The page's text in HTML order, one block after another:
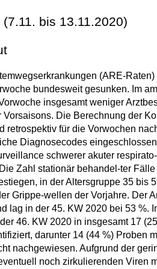
bis 13.11.2020)
(ARE-
bundesweit gesunken. Im
insgesamt weniger
Vorsaisons. Die Berechnung der
retrospektiv für die Vorwochen
Diagnosecodes
schwerer akuter
Zahl stationär behandel-ter
in der Altersgruppe 35 bis
Grippe-wellen der Vorjahre. Der
lag in der 45. KW 2020 bei 53 %.
46. KW 2020 in insgesamt 17
darunter 14 (44 %) Proben
nachgewiesen. Aufgrund der
noch zirkulierenden Viren